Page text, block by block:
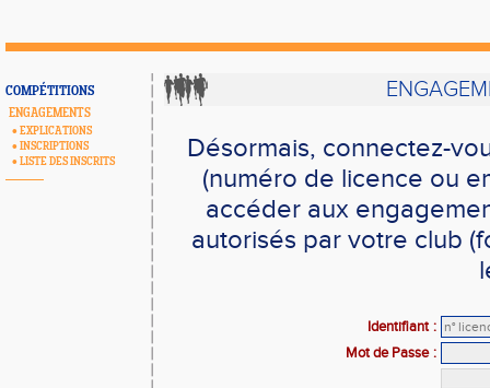
COMPÉTITIONS
ENGAGEMENTS
•EXPLICATIONS
•INSCRIPTIONS
•LISTE DES INSCRITS
Désormais, connectez-
(numéro de licence ou
accéder aux
autorisés par votre club
Identifiant :
Mot de Passe :